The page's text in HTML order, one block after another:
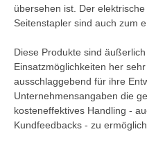
übersehen ist. Der
Seitenstapler sind auch zum
Diese Produkte sind
Einsatzmöglichkeiten her
ausschlaggebend für ihre
Unternehmensangaben die
kosteneffektives Handling -
Kundfeedbacks - zu